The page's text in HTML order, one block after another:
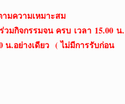
มความเหมาะสม
วมกิจกรรมจน ครบเวลา 15.00 น.
น.อย่างเดียว ( ไม่มีการรับก่อน